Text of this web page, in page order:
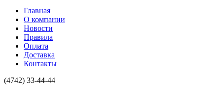
Главная
О компании
Новости
Правила
Оплата
Доставка
Контакты
(4742) 33-44-44